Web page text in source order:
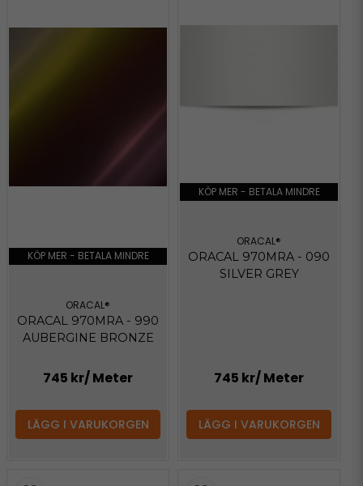
KÖP MER - BETALA MINDRE
ORACAL®
ORACAL 970MRA - 990
AUBERGINE BRONZE
745 kr/ Meter
LÄGG I VARUKORGEN
KÖP MER - BETALA MINDRE
ORACAL®
ORACAL 970MRA - 090
SILVER GREY
745 kr/ Meter
LÄGG I VARUKORGEN